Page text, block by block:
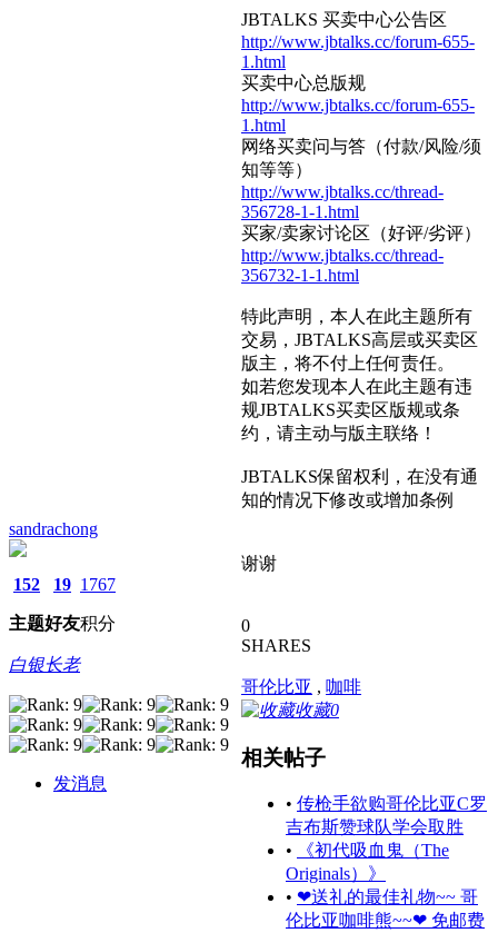
sandrachong
152
主题
19
好友
1767
积分
白银长老
发消息
JBTALKS 买卖中心公告区
http://www.jbtalks.cc/forum-655-
1.html
买卖中心总版规
http://www.jbtalks.cc/forum-655-
1.html
网络买卖问与答（付款/风险/须
知等等）
http://www.jbtalks.cc/thread-
356728-1-1.html
买家/卖家讨论区（好评/劣评）
http://www.jbtalks.cc/thread-
356732-1-1.html
特此声明，本人在此主题所有
交易，JBTALKS高层或买卖区
版主，将不付上任何责任。
如若您发现本人在此主题有违
规JBTALKS买卖区版规或条
约，请主动与版主联络！
JBTALKS保留权利，在没有通
知的情况下修改或增加条例
谢谢
0
SHARES
哥伦比亚 , 咖啡
收藏0
相关帖子
• 传枪手欲购哥伦比亚C罗
吉布斯赞球队学会取胜
•
《初代吸血鬼（The
Originals）》
• ❤送礼的最佳礼物~~ 哥
伦比亚咖啡熊~~❤ 免邮费